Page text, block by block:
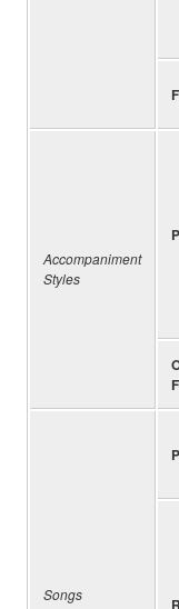
Accompaniment
Styles
Songs